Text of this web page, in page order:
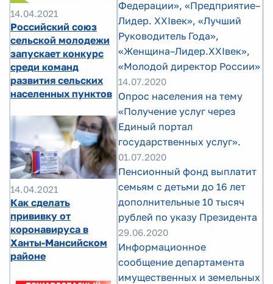
14.04.2021
Российский союз
сельской молодежи
запускает конкурс
среди команд
развития сельских
населенных пунктов
14.04.2021
Как сделать
прививку от
коронавируса в
Ханты-Мансийском
районе
Федерации», «Предприятие–
Лидер. XXIвек», «Лучший
Руководитель Года»,
«Женщина–Лидер.XXIвек»,
«Молодой директор России»
14.07.2020
Опрос населения на тему
«Получение услуг через
Единый портал
государственных услуг».
01.07.2020
Пенсионный фонд выплатит
семьям с детьми до 16 лет
дополнительные 10 тысяч
рублей по указу Президента
29.06.2020
Информационное
сообщение департамента
имущественных и земельных